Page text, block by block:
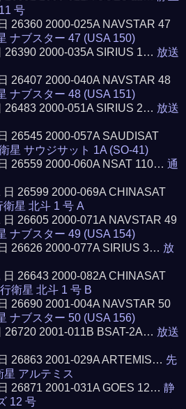
号
26360 2000-025A NAVSTAR 47
ナブスター 47 (USA 150)
26390 2000-035A SIRIUS 1… 放送
26407 2000-040A NAVSTAR 48
ナブスター 48 (USA 151)
26483 2000-051A SIRIUS 2… 放送
26545 2000-057A SAUDISAT
星 サウジサット 1A (SO-41)
26559 2000-060A NSAT 110…通
日 26599 2000-069A CHINASAT
衛星 北斗 1 号 A
日 26605 2000-071A NAVSTAR 49
ナブスター 49 (USA 154)
26626 2000-077A SIRIUS 3… 放
日 26643 2000-082A CHINASAT
衛星 北斗 1 号 B
26690 2001-004A NAVSTAR 50
ナブスター 50 (USA 156)
26720 2001-011B BSAT-2A… 放送
26863 2001-029A ARTEMIS… 先
アルテミス
26871 2001-031A GOES 12…静
12 号